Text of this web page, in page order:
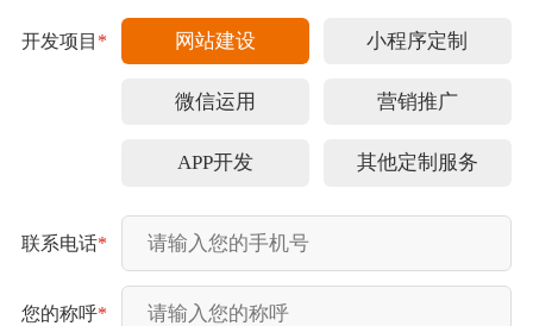
开发项目 * 网站建设 小程序定制
微信运用 营销推广
APP开发 其他定制服务
联系电话*
您的称呼*